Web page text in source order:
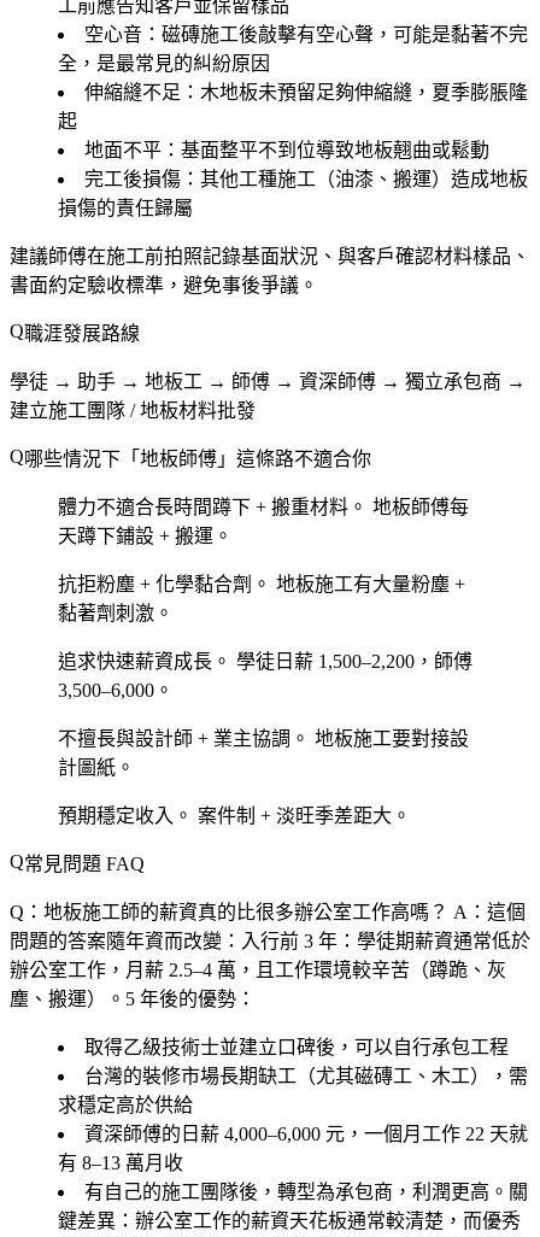
工前應告知客戶並保留樣品
空心音 ：磁磚施工後敲擊有空心聲，可能是黏著不完
全，是最常見的糾紛原因
伸縮縫不足 ：木地板未預留足夠伸縮縫，夏季膨脹隆
起
地面不平 ：基面整平不到位導致地板翹曲或鬆動
完工後損傷 ：其他工種施工（油漆、搬運）造成地板
損傷的責任歸屬
建議師傅在施工前拍照記錄基面狀況、與客戶確認材料樣品、
書面約定驗收標準，避免事後爭議。
職涯發展路線
學徒 → 助手 → 地板工 → 師傅 → 資深師傅 → 獨立承包商 →
建立施工團隊 / 地板材料批發
哪些情況下「地板師傅」這條路不適合你
體力不適合長時間蹲下 + 搬重材料。 地板師傅每
天蹲下鋪設 + 搬運。
抗拒粉塵 + 化學黏合劑。 地板施工有大量粉塵 +
黏著劑刺激。
追求快速薪資成長。 學徒日薪 1,500–2,200，師傅
3,500–6,000。
不擅長與設計師 + 業主協調。 地板施工要對接設
計圖紙。
預期穩定收入。 案件制 + 淡旺季差距大。
常見問題 FAQ
Q：地板施工師的薪資真的比很多辦公室工作高嗎？ A：這個
問題的答案隨年資而改變：入行前 3 年：學徒期薪資通常低於
辦公室工作，月薪 2.5–4 萬，且工作環境較辛苦（蹲跪、灰
塵、搬運）。5 年後的優勢：
取得乙級技術士並建立口碑後，可以自行承包工程
台灣的裝修市場長期缺工（尤其磁磚工、木工），需
求穩定高於供給
資深師傅的日薪 4,000–6,000 元，一個月工作 22 天就
有 8–13 萬月收
有自己的施工團隊後，轉型為承包商，利潤更高。關
鍵差異：辦公室工作的薪資天花板通常較清楚，而優秀